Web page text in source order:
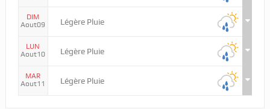
DIM
Aout09
Légère Pluie
LUN
Aout10
Légère Pluie
MAR
Aout11
Légère Pluie